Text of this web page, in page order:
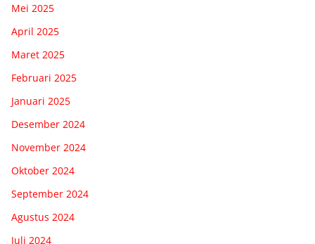
Mei 2025
April 2025
Maret 2025
Februari 2025
Januari 2025
Desember 2024
November 2024
Oktober 2024
September 2024
Agustus 2024
Juli 2024